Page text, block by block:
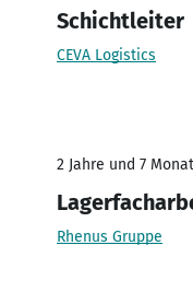
Schichtleiter
CEVA Logistics
2 Jahre und 7
Rhenus Gruppe